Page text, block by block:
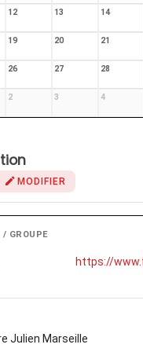
12 13 14
19 20 21
26 27 28
2 3 4
MODIFIER
/ GROUPE
https://
Julien Marseille